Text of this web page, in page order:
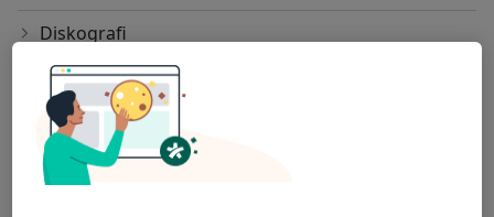
Diskografi
Diskogram
EEG (Elektroensefalografi)
Ekstratemporal Kortikal Rezeksiyon